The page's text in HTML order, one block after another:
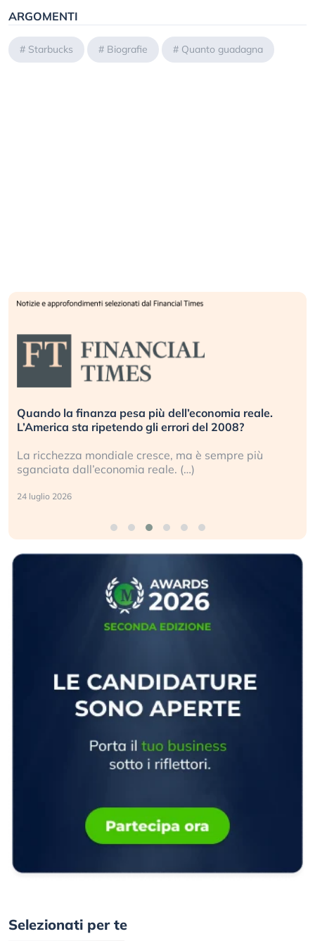
ARGOMENTI
# Starbucks # Biografie # Quanto guadagna
Quando la finanza pesa più dell’economia reale.
L’America sta ripetendo gli errori del 2008?
La ricchezza mondiale cresce, ma è sempre più
sganciata dall’economia reale. (…)
24 luglio 2026
Selezionati per te